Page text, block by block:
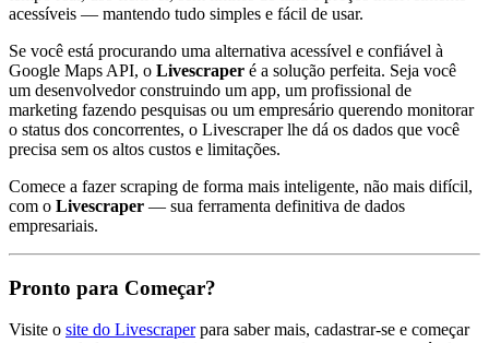
acessíveis — mantendo tudo simples e fácil de usar.
Se você está procurando uma alternativa acessível e confiável à
Google Maps API, o Livescraper é a solução perfeita. Seja você
um desenvolvedor construindo um app, um profissional de
marketing fazendo pesquisas ou um empresário querendo monitorar
o status dos concorrentes, o Livescraper lhe dá os dados que você
precisa sem os altos custos e limitações.
Comece a fazer scraping de forma mais inteligente, não mais difícil,
com o Livescraper — sua ferramenta definitiva de dados
empresariais.
Pronto para Começar?
Visite o site do Livescraperpara saber mais, cadastrar-se e começar